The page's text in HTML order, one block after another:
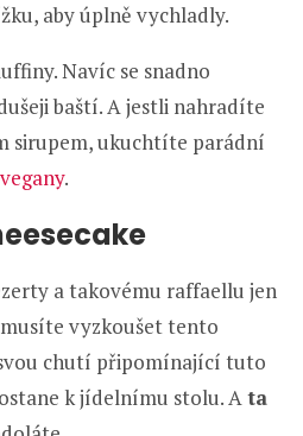
aby úplně vychladly.
Navíc se snadno
baští. A jestli nahradíte
sirupem, ukuchtíte parádní
vegany.
a takovému raffaellu jen
vyzkoušet tento
chutí připomínající tuto
k jídelnímu stolu. Ata